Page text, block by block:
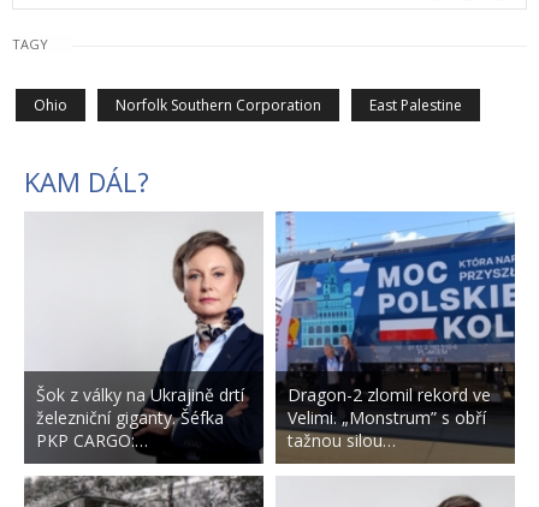
TAGY
Ohio Norfolk Southern Corporation East Palestine
KAM DÁL?
Šok z války na Ukrajině drtí
železniční giganty. Šéfka
PKP CARGO:…
Dragon-2 zlomil rekord ve
Velimi. „Monstrum” s obří
tažnou silou…